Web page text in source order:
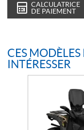
CALCULATRICE
DE PAIEMENT
CES
INTÉRESSER